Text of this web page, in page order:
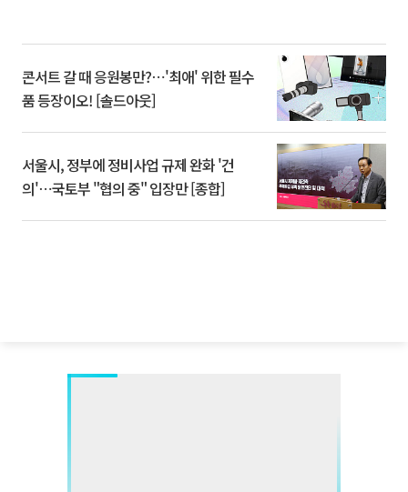
콘서트 갈 때 응원봉만?⋯'최애' 위한 필수
품 등장이오! [솔드아웃]
서울시, 정부에 정비사업 규제 완화 '건
의'⋯국토부 "협의 중" 입장만 [종합]